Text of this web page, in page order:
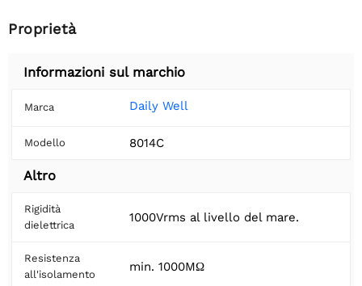
Proprietà
Informazioni sul marchio
Marca Daily Well
Modello 8014C
Altro
Rigidità
dielettrica
1000Vrms al livello del mare.
Resistenza
all'isolamento
min. 1000MΩ